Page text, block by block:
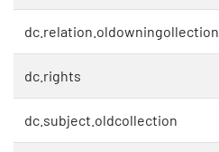
dc.relation.oldowningollection
dc.rights
dc.subject.oldcollection